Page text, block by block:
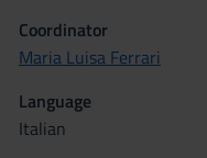
Coordinator
Maria Luisa Ferrari
Language
Italian